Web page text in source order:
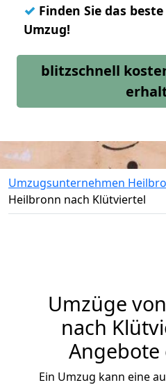
✓ Finden Sie das
Umzug!
blitzschnell
Umzugsunternehmen
Heilbronn nach Klütviertel
Umzüge
nach
Ein Umzug kann eine